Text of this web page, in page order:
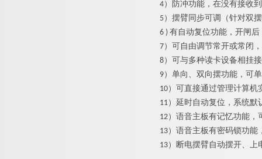
4）防冲功能，在没有接收
5）摆臂同步可调（针对双
6 ) 有自动复位功能，开闸
7）可自由调节常开或常闭
8）可与多种读卡设备相挂
9）单向、双向摆功能，可
10）可直接通过管理计算机
11）延时自动复位，系统默
12）语音主板有记忆功能，
13）语音主板有密码锁功
13）断电摆臂自动摆开、